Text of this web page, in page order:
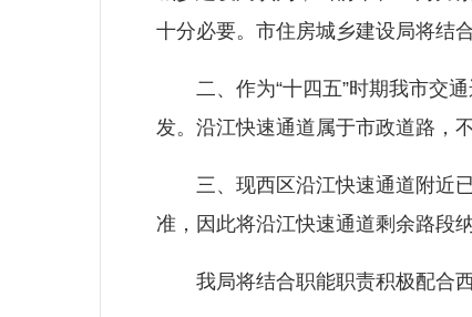
十分必要。市住房城乡建设局将结
二、作为“十四五”时期我市交通
发。沿江快速通道属于市政道路，
三、现西区沿江快速通道附近已
准，因此将沿江快速通道剩余路段
我局将结合职能职责积极配合西